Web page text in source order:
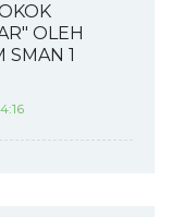
OLEH
SMAN 1